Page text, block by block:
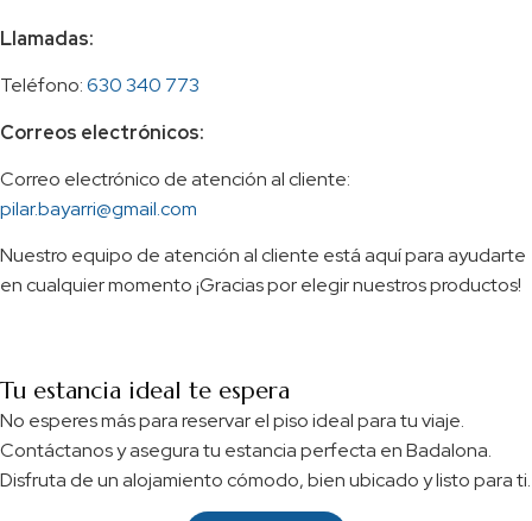
Llamadas:
Teléfono:630 340 773
Correos electrónicos:
Correo electrónico de atención al cliente:
pilar.bayarri@gmail.com
Nuestro equipo de atención al cliente está aquí para ayudarte
en cualquier momento ¡Gracias por elegir nuestros productos!
Tu estancia ideal te espera
No esperes más para reservar el piso ideal para tu viaje.
Contáctanos y asegura tu estancia perfecta en Badalona.
Disfruta de un alojamiento cómodo, bien ubicado y listo para ti.